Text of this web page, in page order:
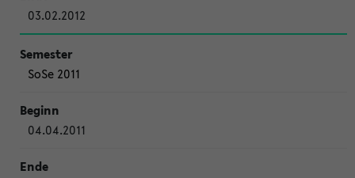
03.02.2012
SoSe 2011
04.04.2011